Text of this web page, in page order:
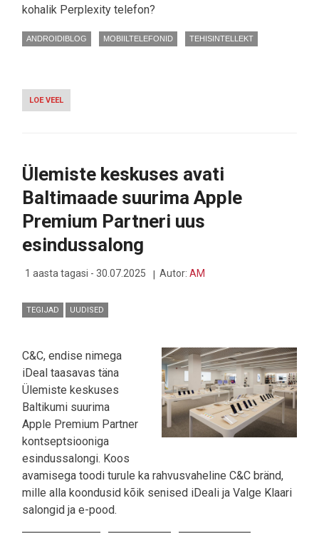
kohalik Perplexity telefon?
ANDROIDIBLOG MOBIILTELEFONID TEHISINTELLEKT
LOE VEEL
TULEVIK
ÜLIODAV
TEHTUD
Ülemiste keskuses avati
Baltimaade suurima Apple
Premium Partneri uus
esindussalong
1 aasta tagasi - 30.07.2025 Autor: AM
TEGIJAD UUDISED
C&C, endise nimega
iDeal taasavas täna
Ülemiste keskuses
Baltikumi suurima
Apple Premium Partner
kontseptsiooniga
esindussalongi. Koos
avamisega toodi turule ka rahvusvaheline C&C bränd,
mille alla koondusid kõik senised iDeali ja Valge Klaari
salongid ja e-pood.